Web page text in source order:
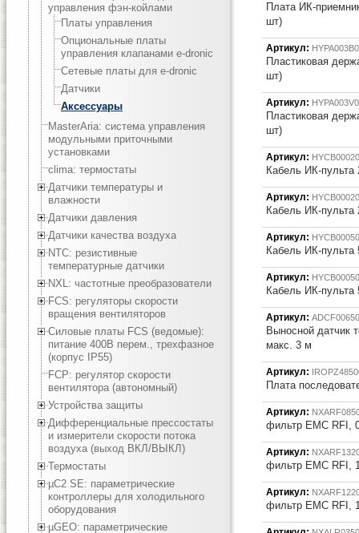
управления фэн-койлами
Платы управления
Опциональные платы
управления клапанами e-dronic
Сетевые платы для e-dronic
Датчики
Аксессуары
MasterAria: система управления
модульными приточными
установками
clima: термостаты
Датчики температуры и
влажности
Датчики давления
Датчики качества воздуха
NTC: резистивные
температурные датчики
NXL: частотные преобразователи
FCS: регуляторы скорости
вращения вентиляторов
Силовые платы FCS (ведомые):
питание 400В перем., трехфазное
(корпус IP55)
FCP: регулятор скорости
вентилятора (автономный)
Устройства защиты
Дифференциальные прессостаты
и измерители скорости потока
воздуха (выход ВКЛ/ВЫКЛ)
Термостаты
µC2 SE: параметрические
контроллеры для холодильного
оборудования
µGEO: параметрические
Плата ИК-
шт)
Артикул:
Пластиковая
шт)
Артикул:
Пластиковая
шт)
Артикул:
Кабель ИК-пульта
Артикул:
Кабель ИК-пульта
Артикул:
Кабель ИК-пульта
Артикул:
Кабель ИК-пульта
Артикул:
Выносной датчик
макс. 3 м
Артикул:
Плата
Артикул:
фильтр EMC RFI,
Артикул:
фильтр EMC RFI,
Артикул:
фильтр EMC RFI,